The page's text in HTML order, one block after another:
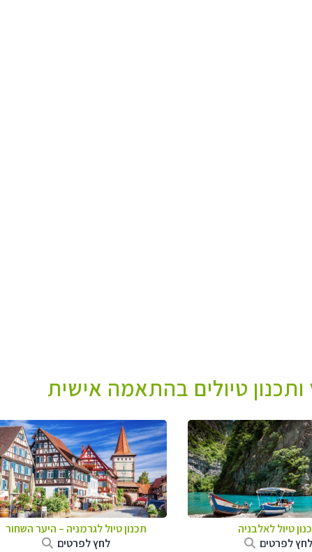
ותכנון טיולים בהתאמה אישית
טיול לאלבניה
לחץ לפרטים
תכנון טיול לגרמניה – היער השחור
לחץ לפרטים